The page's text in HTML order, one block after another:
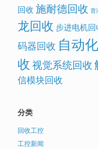
回收 施耐德回收 普
龙回收 步进电机回
码器回收 自动
收视觉系统回收
信模块回收
分类
回收工控
工控新闻